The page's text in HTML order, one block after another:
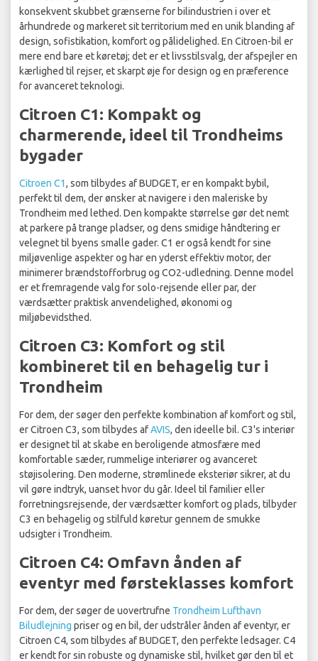
konsekvent skubbet grænserne for bilindustrien i over et
århundrede og markeret sit territorium med en unik blanding af
design, sofistikation, komfort og pålidelighed. En Citroen-bil er
mere end bare et køretøj; det er et livsstilsvalg, der afspejler en
kærlighed til rejser, et skarpt øje for design og en præference
for avanceret teknologi.
Citroen C1: Kompakt og
charmerende, ideel til Trondheims
bygader
Citroen C1, som tilbydes af BUDGET, er en kompakt bybil,
perfekt til dem, der ønsker at navigere i den maleriske by
Trondheim med lethed. Den kompakte størrelse gør det nemt
at parkere på trange pladser, og dens smidige håndtering er
velegnet til byens smalle gader. C1 er også kendt for sine
miljøvenlige aspekter og har en yderst effektiv motor, der
minimerer brændstofforbrug og CO2-udledning. Denne model
er et fremragende valg for solo-rejsende eller par, der
værdsætter praktisk anvendelighed, økonomi og
miljøbevidsthed.
Citroen C3: Komfort og stil
kombineret til en behagelig tur i
Trondheim
For dem, der søger den perfekte kombination af komfort og stil,
er Citroen C3, som tilbydes afAVIS, den ideelle bil. C3's interiør
er designet til at skabe en beroligende atmosfære med
komfortable sæder, rummelige interiører og avanceret
støjisolering. Den moderne, strømlinede eksteriør sikrer, at du
vil gøre indtryk, uanset hvor du går. Ideel til familier eller
forretningsrejsende, der værdsætter komfort og plads, tilbyder
C3 en behagelig og stilfuld køretur gennem de smukke
udsigter i Trondheim.
Citroen C4: Omfavn ånden af
eventyr med førsteklasses komfort
For dem, der søger de uovertrufne Trondheim Lufthavn
Biludlejning priser og en bil, der udstråler ånden af eventyr, er
Citroen C4, som tilbydes af BUDGET, den perfekte ledsager. C4
er kendt for sin robuste og dynamiske stil, hvilket gør den til et